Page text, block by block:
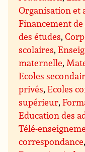
Organisation et
Financement
des études,
scolaires,
maternelle,
Ecoles
privés,Ecoles
supérieur,
Education des
Télé-
correspondance